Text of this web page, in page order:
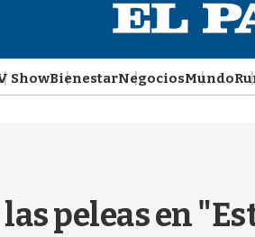
ShowBienestarNegociosMundo
peleas en